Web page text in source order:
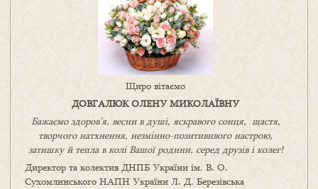
Щиро вітаємо
ДОВГАЛЮК ОЛЕНУ МИКОЛАЇВНУ
Бажаємо здоров’я, весни в душі, яскравого сонця, щастя,
творчого натхнення, незмінно-позитивнвого настрою,
затишкуйтепла в коліВашоїродини, серед друзів і колег!
Директор та колектив ДНПБ України ім. В. О.
Сухомлинського НАПН України Л. Д. Березівська